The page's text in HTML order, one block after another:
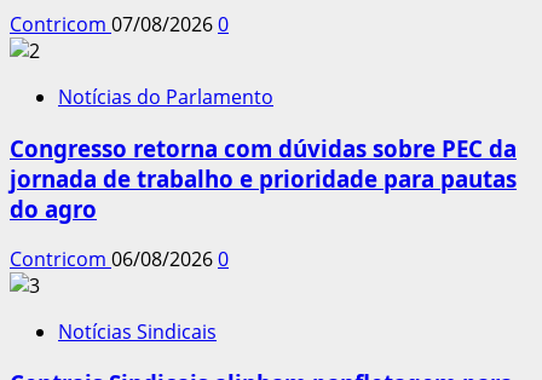
Contricom 07/08/20260
Notícias do Parlamento
Congresso retorna com dúvidas sobre PEC da
jornada de trabalho e prioridade para pautas
do agro
Contricom 06/08/20260
Notícias Sindicais